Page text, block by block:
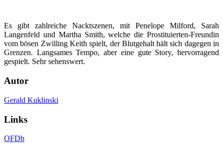
Es gibt zahlreiche Nacktszenen, mit Penelope Milford, Sarah
Langenfeld und Martha Smith, welche die Prostituierten-Freundin
vom bösen Zwilling Keith spielt, der Blutgehalt hält sich dagegen in
Grenzen. Langsames Tempo, aber eine gute Story, hervorragend
gespielt. Sehr sehenswert.
Autor
Gerald Kuklinski
Links
OFDb